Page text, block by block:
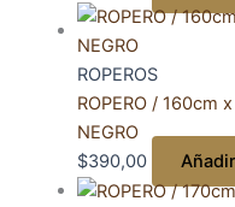
ROPEROS
ROPERO / 160cm
NEGRO
$390,00